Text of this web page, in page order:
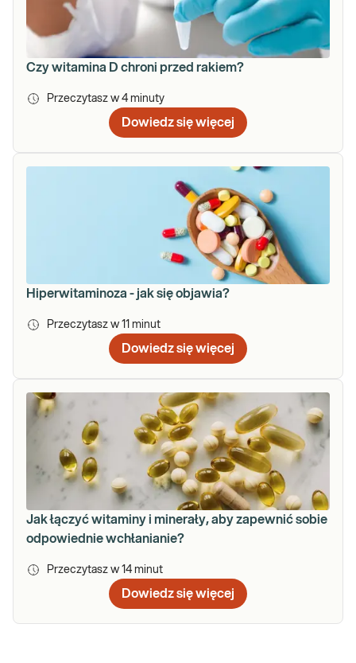
Czy witamina D chroni przed rakiem?
Przeczytasz w 4 minuty
Dowiedz się więcej
Hiperwitaminoza - jak się objawia?
Przeczytasz w 11 minut
Dowiedz się więcej
Jak łączyć witaminy i minerały, aby zapewnić sobie
odpowiednie wchłanianie?
Przeczytasz w 14 minut
Dowiedz się więcej